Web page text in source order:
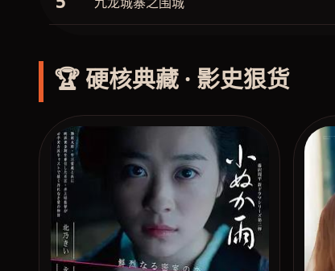
🏆 硬核典藏 · 影史狠货